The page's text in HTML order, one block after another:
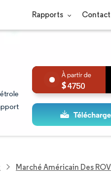
Rapports Contact
4750
Marché Américain Des ROV